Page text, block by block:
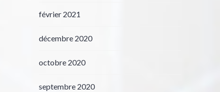
février 2021
décembre 2020
octobre 2020
septembre 2020